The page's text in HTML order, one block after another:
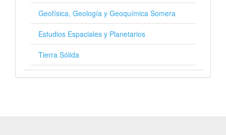
Geofísica, Geología y Geoquímica Somera
Estudios Espaciales y Planetarios
Tierra Sólida